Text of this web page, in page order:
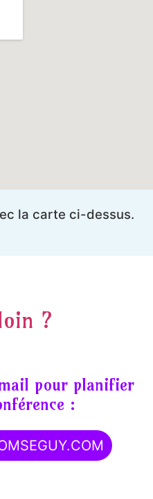
la carte ci-dessus.
?
pour planifier
: